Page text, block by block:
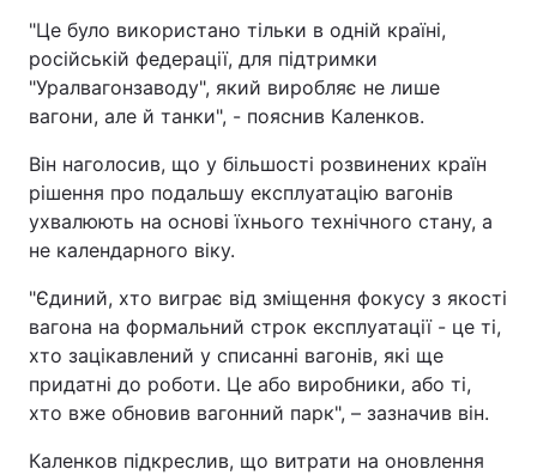
"Це було використано тільки в одній країні,
російській федерації, для підтримки
"Уралвагонзаводу", який виробляє не лише
вагони, але й танки", - пояснив Каленков.
Він наголосив, що у більшості розвинених країн
рішення про подальшу експлуатацію вагонів
ухвалюють на основі їхнього технічного стану, а
не календарного віку.
"Єдиний, хто виграє від зміщення фокусу з якості
вагона на формальний строк експлуатації - це ті,
хто зацікавлений у списанні вагонів, які ще
придатні до роботи. Це або виробники, або ті,
хто вже обновив вагонний парк", – зазначив він.
Каленков підкреслив, що витрати на оновлення